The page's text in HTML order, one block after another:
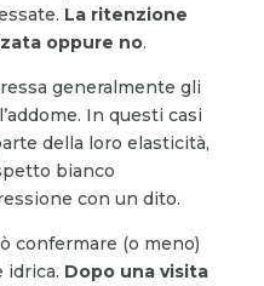
La ritenzione
oppure no.
generalmente gli
In questi casi
della loro elasticità,
bianco
con un dito.
confermare (o meno)
idrica. Dopo una visita